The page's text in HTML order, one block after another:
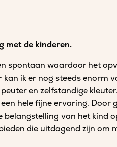
met de kinderen.
spontaan waardoor het
ik er nog steeds enorm
en zelfstandige
hele fijne ervaring. Door
belangstelling van het kind
die uitdagend zijn om